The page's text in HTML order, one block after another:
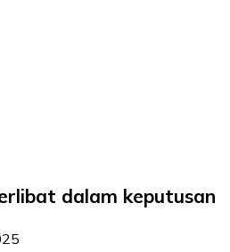
dalam keputusan